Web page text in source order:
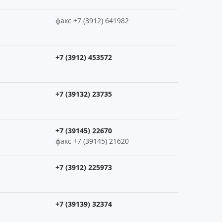
факс +7 (3912) 641982
+7 (3912) 453572
+7 (39132) 23735
+7 (39145) 22670
факс +7 (39145) 21620
+7 (3912) 225973
+7 (39139) 32374